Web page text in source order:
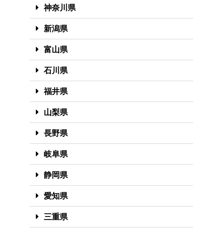
神奈川県
新潟県
富山県
石川県
福井県
山梨県
長野県
岐阜県
静岡県
愛知県
三重県